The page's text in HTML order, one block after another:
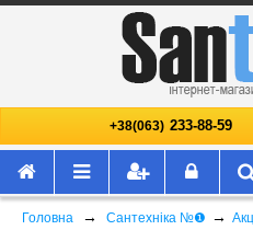
+38(063) 233-88-59
Головна → Сантехніка №❶ →